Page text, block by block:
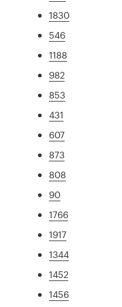
1830
546
1188
982
853
431
607
873
808
90
1766
1917
1344
1452
1456